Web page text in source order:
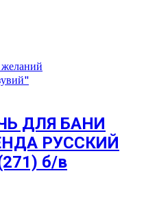
желаний
ДЛЯ БАНИ
РУССКИЙ
б/в